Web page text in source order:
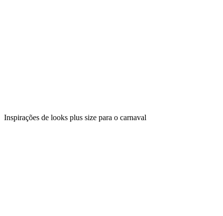
Inspirações de looks plus size para o carnaval